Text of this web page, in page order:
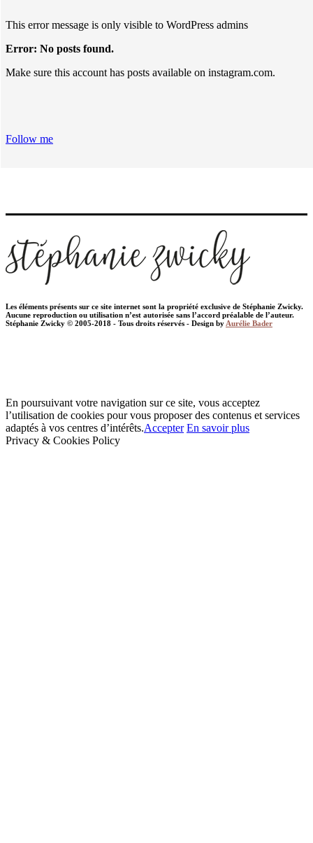
This error message is only visible to WordPress admins
Error: No posts found.
Make sure this account has posts available on instagram.com.
Follow me
Les éléments présents sur ce site internet sont la propriété exclusive de Stéphanie Zwicky.
Aucune reproduction ou utilisation n’est autorisée sans l’accord préalable de l’auteur.
Stéphanie Zwicky © 2005-2018 - Tous droits réservés - Design by Aurélie Bader
En poursuivant votre navigation sur ce site, vous acceptez
l’utilisation de cookies pour vous proposer des contenus et services
adaptés à vos centres d’intérêts.Accepter En savoir plus
Privacy & Cookies Policy